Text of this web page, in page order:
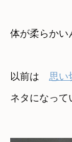
体が柔らか
以前は 思い
ネタになって